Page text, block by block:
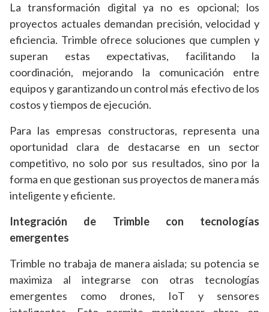
La transformación digital ya no es opcional; los
proyectos actuales demandan precisión, velocidad y
eficiencia. Trimble ofrece soluciones que cumplen y
superan estas expectativas, facilitando la
coordinación, mejorando la comunicación entre
equipos y garantizando un control más efectivo de los
costos y tiempos de ejecución.
Para las empresas constructoras, representa una
oportunidad clara de destacarse en un sector
competitivo, no solo por sus resultados, sino por la
forma en que gestionan sus proyectos de manera más
inteligente y eficiente.
Integración de Trimble con tecnologías
emergentes
Trimble no trabaja de manera aislada; su potencia se
maximiza al integrarse con otras tecnologías
emergentes como drones, IoT y sensores